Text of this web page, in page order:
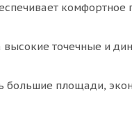
комфортное
точечные и
большие площади,